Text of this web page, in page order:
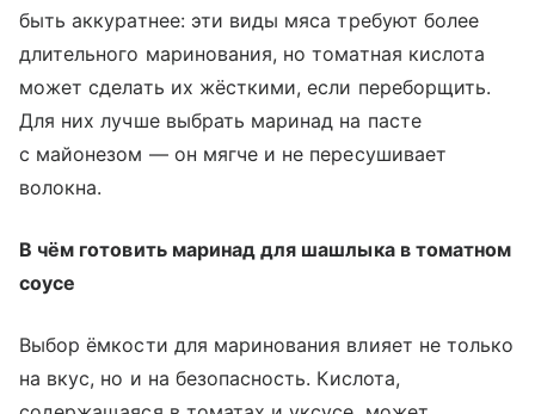
быть аккуратнее: эти виды мяса требуют более
длительного маринования, но томатная кислота
может сделать их жёсткими, если переборщить.
Для них лучше выбрать маринад на пасте
с майонезом — он мягче и не пересушивает
волокна.
В чём готовить маринад для шашлыка в томатном
соусе
Выбор ёмкости для маринования влияет не только
на вкус, но и на безопасность. Кислота,